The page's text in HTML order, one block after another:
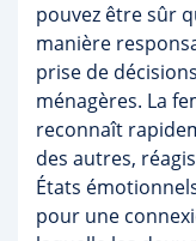
pouvez être sûr
manière
prise de
ménagères. La
reconnaît
des autres,
États
pour une